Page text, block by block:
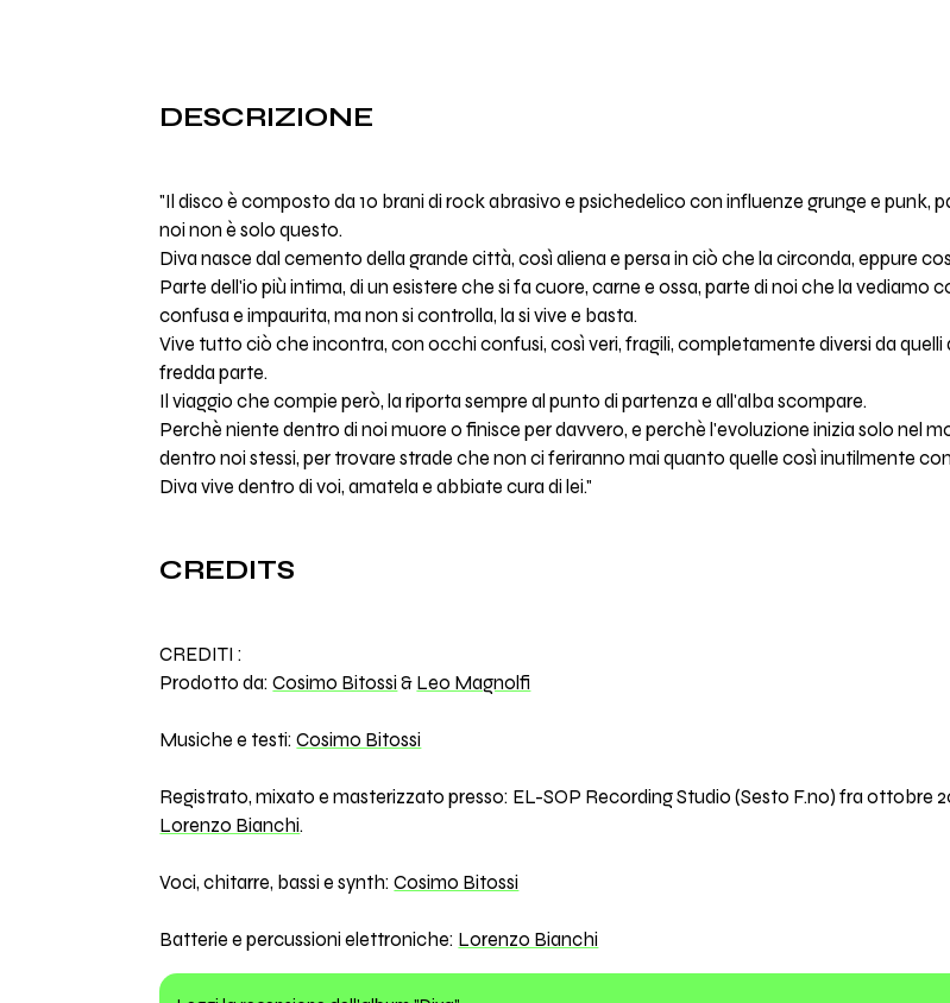
DESCRIZIONE
"Il disco è composto da 10 brani di rock abrasivo e psichedelico con influenze grunge e punk,
noi non è solo questo.
Diva nasce dal cemento della grande città, così aliena e persa in ciò che la circonda, eppure
Parte dell'io più intima, di un esistere che si fa cuore, carne e ossa, parte di noi che la vediamo
confusa e impaurita, ma non si controlla, la si vive e basta.
Vive tutto ciò che incontra, con occhi confusi, così veri, fragili, completamente diversi da quelli
fredda parte.
Il viaggio che compie però, la riporta sempre al punto di partenza e all'alba scompare.
Perchè niente dentro di noi muore o finisce per davvero, e perchè l'evoluzione inizia solo nel
dentro noi stessi, per trovare strade che non ci feriranno mai quanto quelle così inutilmente
Diva vive dentro di voi, amatela e abbiate cura di lei."
CREDITS
CREDITI :
Prodotto da:Cosimo Bitossi & Leo Magnolfi
Musiche e testi:Cosimo Bitossi
Registrato, mixato e masterizzato presso: EL-SOP Recording Studio (Sesto F.no) fra ottobre
Lorenzo Bianchi.
Voci, chitarre, bassi e synth:Cosimo Bitossi
Batterie e percussioni elettroniche: Lorenzo Bianchi